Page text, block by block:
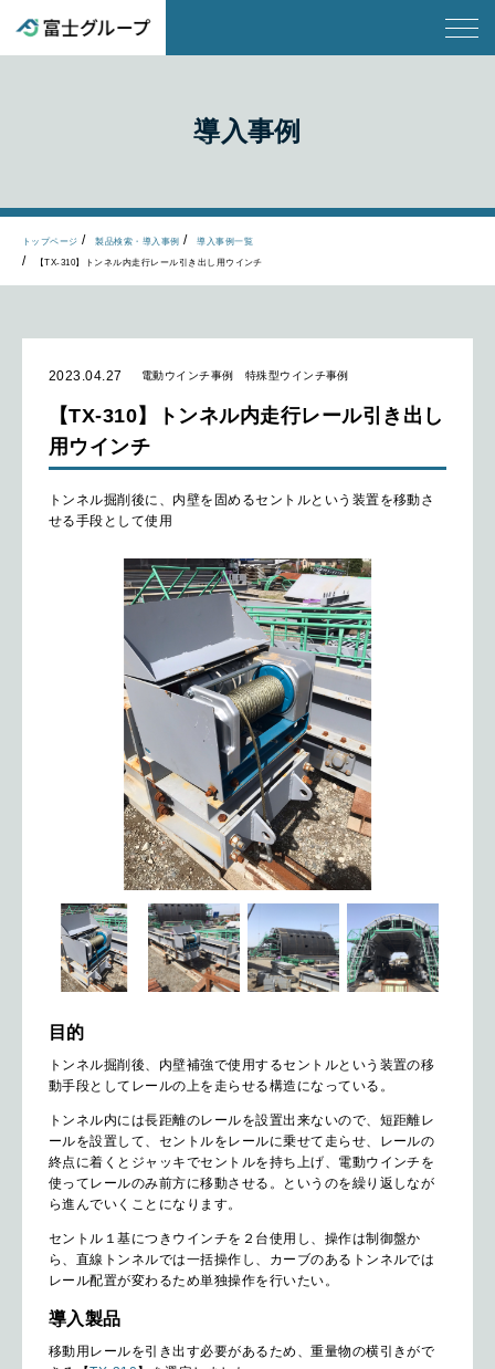
導入事例
トップページ 製品検索・導入事例 導入事例一覧
【TX-310】トンネル内走行レール引き出し用ウインチ
2023.04.27 電動ウインチ事例 特殊型ウインチ事例
【TX-310】トンネル内走行レール引き出し
用ウインチ
トンネル掘削後に、内壁を固めるセントルという装置を移動さ
せる手段として使用
目的
トンネル掘削後、内壁補強で使用するセントルという装置の移
動手段としてレールの上を走らせる構造になっている。
トンネル内には長距離のレールを設置出来ないので、短距離レ
ールを設置して、セントルをレールに乗せて走らせ、レールの
終点に着くとジャッキでセントルを持ち上げ、電動ウインチを
使ってレールのみ前方に移動させる。というのを繰り返しなが
ら進んでいくことになります。
セントル１基につきウインチを２台使用し、操作は制御盤か
ら、直線トンネルでは一括操作し、カーブのあるトンネルでは
レール配置が変わるため単独操作を行いたい。
導入製品
移動用レールを引き出す必要があるため、重量物の横引きがで